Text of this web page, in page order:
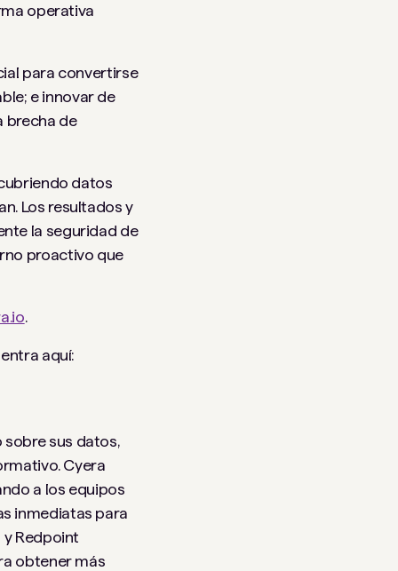
operativa
para convertirse
e innovar de
brecha de
datos
Los resultados y
la seguridad de
proactivo que
.
aquí:
sus datos,
Cyera
a los equipos
inmediatas para
Redpoint
obtener más